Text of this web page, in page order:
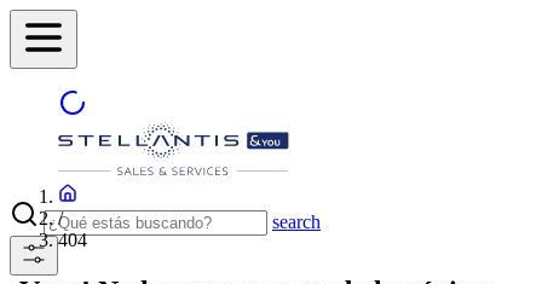
search
/
404